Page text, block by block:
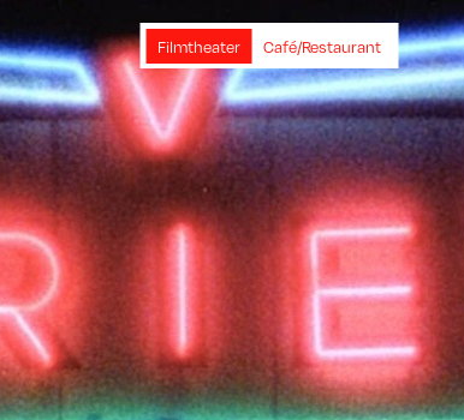
Filmtheater Café/Restaurant